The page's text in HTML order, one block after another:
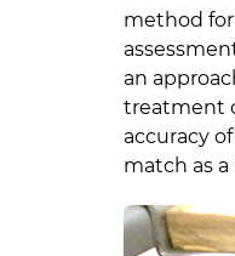
method
an
treatment
accuracy
match as